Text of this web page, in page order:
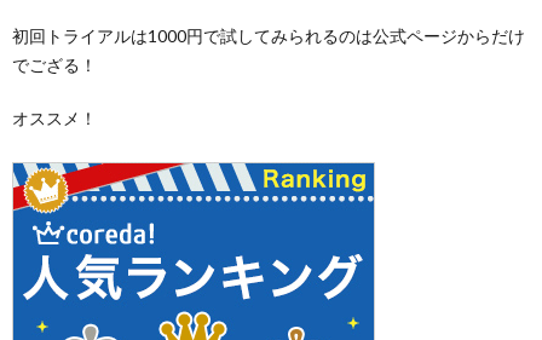
初回トライアルは1000円で試してみられるのは公式ページからだけ
でござる！
オススメ！